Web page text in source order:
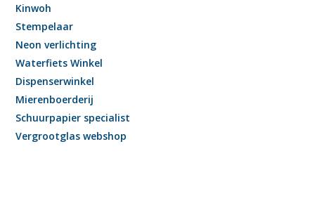
Kinwoh
Stempelaar
Neon verlichting
Waterfiets Winkel
Dispenserwinkel
Mierenboerderij
Schuurpapier specialist
Vergrootglas webshop